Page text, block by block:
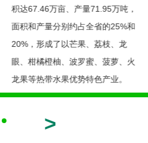
积达67.46万亩、产量71.95万吨，
面积和产量分别约占全省的25%和
20%，形成了以芒果、荔枝、龙
眼、柑橘橙柚、波罗蜜、菠萝、火
龙果等热带水果优势特色产业。
>